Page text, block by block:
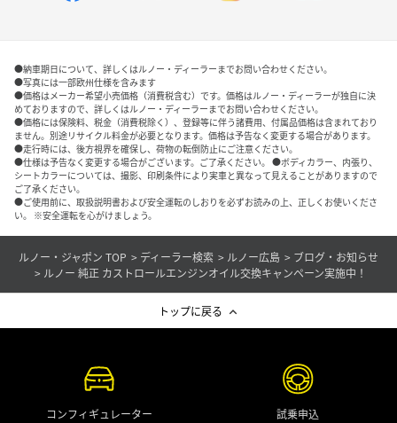
●納車期日について、詳しくはルノー・ディーラーまでお問い合わせください。
●写真には一部欧州仕様を含みます
●価格はメーカー希望小売価格（消費税含む）です。価格はルノー・ディーラーが独自に決
めておりますので、詳しくはルノー・ディーラーまでお問い合わせください。
●価格には保険料、税金（消費税除く）、登録等に伴う諸費用、付属品価格は含まれており
ません。別途リサイクル料金が必要となります。価格は予告なく変更する場合があります。
●走行時には、後方視界を確保し、荷物の転倒防止にご注意ください。
●仕様は予告なく変更する場合がございます。ご了承ください。 ●ボディカラー、内張り、
シートカラーについては、撮影、印刷条件により実車と異なって見えることがありますので
ご了承ください。
●ご使用前に、取扱説明書および安全運転のしおりを必ずお読みの上、正しくお使いくださ
い。 ※安全運転を心がけましょう。
ルノー・ジャポン TOP ディーラー検索 ルノー広島
ブログ・お知らせ
ルノー 純正 カストロールエンジンオイル交換キャンペーン実施中！
トップに戻る
コンフィギュレーター 試乗申込